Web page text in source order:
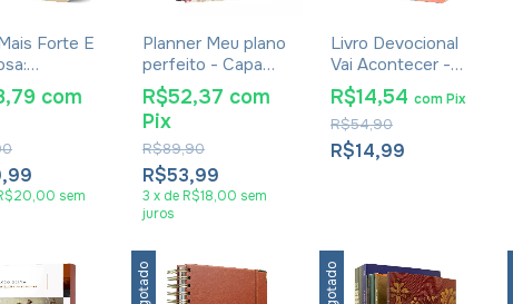
Forte E
A Sua
A
-
com
sem
Planner Meu plano
perfeito - Capa
Tecido Rosas
R$53,99
R$89,90
R$52,37 com
Pix
3 x de R$18,00 sem
juros
Livro Devocional
Vai Acontecer -
Bruna Karla
R$14,99
R$54,90
R$14,54 comPix